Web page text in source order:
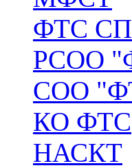
ФТС
РСОО
СОО
КО ФТС
НАСКТ